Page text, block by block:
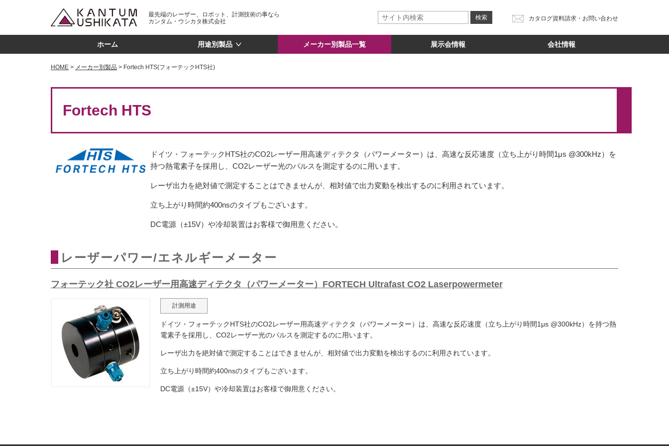
最先端のレーザー、ロボット、計測技術の事なら
カンタム・ウシカタ株式会社
カタログ資料請求・お問い合わせ
ホーム 用途別製品 メーカー別製品一覧 展示会情報 会社情報
HOME メーカー別製品 Fortech HTS(フォーテックHTS社)
Fortech HTS
ドイツ・フォーテックHTS社のCO2レーザー用高速ディテクタ（パワーメーター）は、高速な反応速度（立ち上がり時間1μs @300kHz）を
持つ熱電素子を採用し、CO2レーザー光のパルスを測定するのに用います。
レーザ出力を絶対値で測定することはできませんが、相対値で出力変動を検出するのに利用されています。
立ち上がり時間約400nsのタイプもございます。
DC電源（±15V）や冷却装置はお客様で御用意ください。
レーザーパワー/エネルギーメーター
フォーテック社 CO2レーザー用高速ディテクタ（パワーメーター）FORTECH Ultrafast CO2 Laserpowermeter
計測用途
ドイツ・フォーテックHTS社のCO2レーザー用高速ディテクタ（パワーメーター）は、高速な反応速度（立ち上がり時間1μs @300kHz）を持つ熱
電素子を採用し、CO2レーザー光のパルスを測定するのに用います。
レーザ出力を絶対値で測定することはできませんが、相対値で出力変動を検出するのに利用されています。
立ち上がり時間約400nsのタイプもございます。
DC電源（±15V）や冷却装置はお客様で御用意ください。